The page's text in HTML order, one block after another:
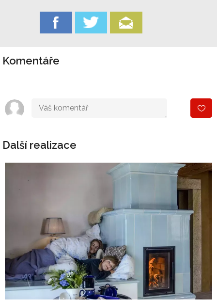
Komentáře
Další realizace